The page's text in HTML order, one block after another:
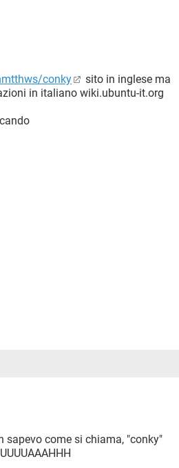
conky
sito in inglese ma
in italiano wiki.ubuntu-it.org
sapevo come si chiama, "conky"